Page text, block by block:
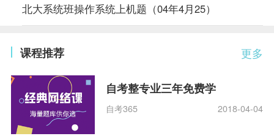
北大系统班操作系统上机题（04年4月25）
更多
课程推荐
自考整专业三年免费学
自考365 2018-04-04